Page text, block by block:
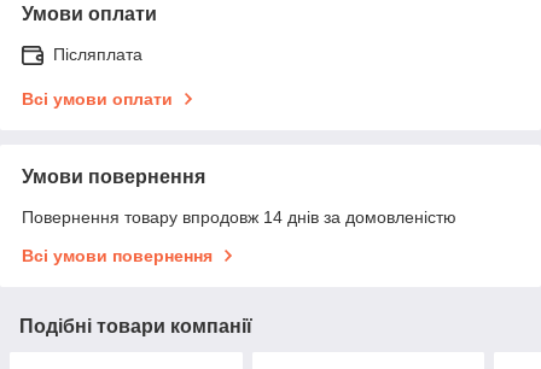
Умови оплати
Післяплата
Всі умови оплати
Умови повернення
Повернення товару впродовж 14 днів за домовленістю
Всі умови повернення
Подібні товари компанії